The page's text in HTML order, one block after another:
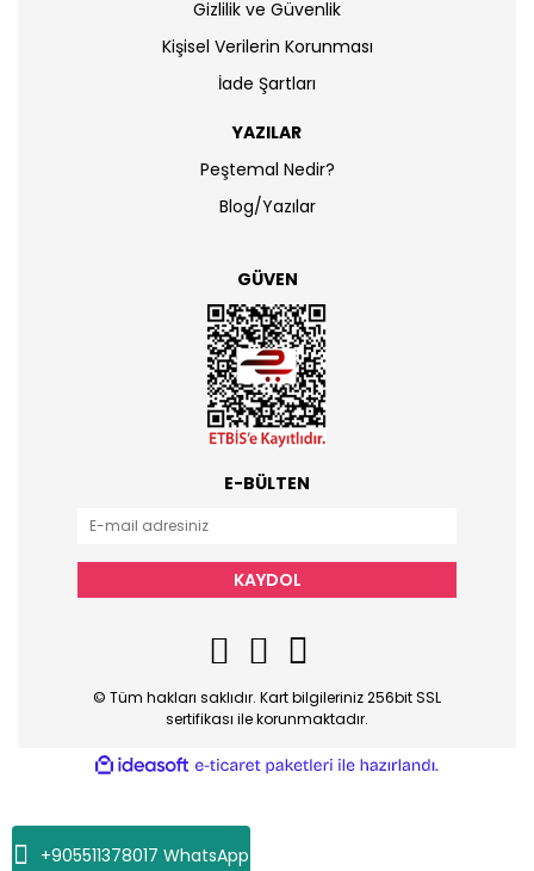
+905511378017 WhatsApp
Gizlilik ve Güvenlik
Kişisel Verilerin Korunması
İade Şartları
YAZILAR
Peştemal Nedir?
Blog/Yazılar
GÜVEN
E-BÜLTEN
KAYDOL
© Tüm hakları saklıdır. Kart bilgileriniz 256bit SSL
sertifikası ile korunmaktadır.
ideasoft
e-